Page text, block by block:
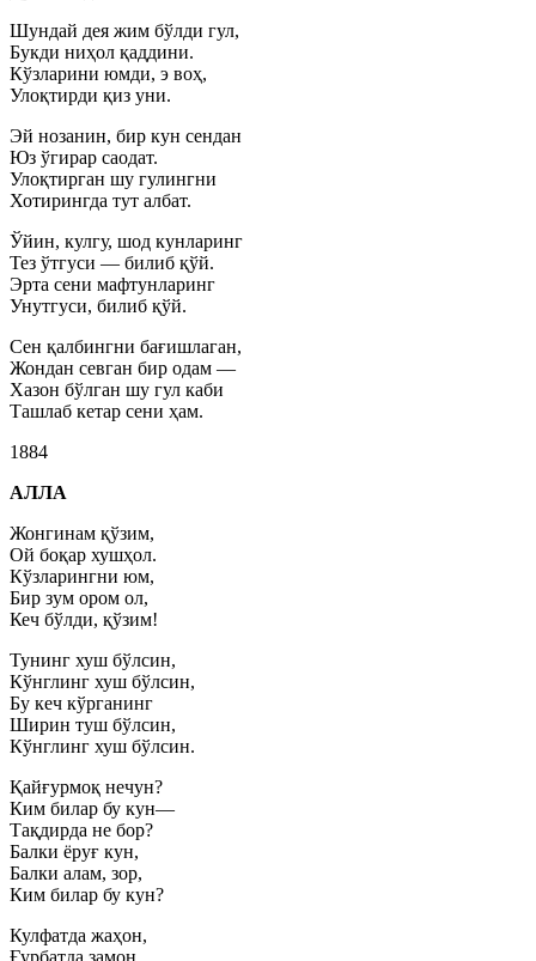
Шундай дея жим бўлди гул,
Букди ниҳол қаддини.
Кўзларини юмди, э воҳ,
Улоқтирди қиз уни.
Эй нозанин, бир кун сендан
Юз ўгирар саодат.
Улоқтирган шу гулингни
Хотирингда тут албат.
Ўйин, кулгу, шод кунларинг
Тез ўтгуси — билиб қўй.
Эрта сени мафтунларинг
Унутгуси, билиб қўй.
Сен қалбингни бағишлаган,
Жондан севган бир одам —
Хазон бўлган шу гул каби
Ташлаб кетар сени ҳам.
1884
АЛЛА
Жонгинам қўзим,
Ой боқар хушҳол.
Кўзларингни юм,
Бир зум ором ол,
Кеч бўлди, қўзим!
Тунинг хуш бўлсин,
Кўнглинг хуш бўлсин,
Бу кеч кўрганинг
Ширин туш бўлсин,
Кўнглинг хуш бўлсин.
Қайғурмоқ нечун?
Ким билар бу кун—
Тақдирда не бор?
Балки ёруғ кун,
Балки алам, зор,
Ким билар бу кун?
Кулфатда жаҳон,
Ғурбатда замон.